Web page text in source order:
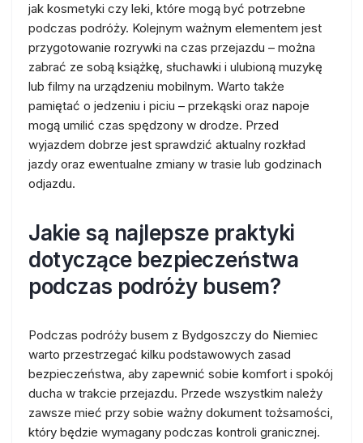
jak kosmetyki czy leki, które mogą być potrzebne
podczas podróży. Kolejnym ważnym elementem jest
przygotowanie rozrywki na czas przejazdu – można
zabrać ze sobą książkę, słuchawki i ulubioną muzykę
lub filmy na urządzeniu mobilnym. Warto także
pamiętać o jedzeniu i piciu – przekąski oraz napoje
mogą umilić czas spędzony w drodze. Przed
wyjazdem dobrze jest sprawdzić aktualny rozkład
jazdy oraz ewentualne zmiany w trasie lub godzinach
odjazdu.
Jakie są najlepsze praktyki
dotyczące bezpieczeństwa
podczas podróży busem?
Podczas podróży busem z Bydgoszczy do Niemiec
warto przestrzegać kilku podstawowych zasad
bezpieczeństwa, aby zapewnić sobie komfort i spokój
ducha w trakcie przejazdu. Przede wszystkim należy
zawsze mieć przy sobie ważny dokument tożsamości,
który będzie wymagany podczas kontroli granicznej.